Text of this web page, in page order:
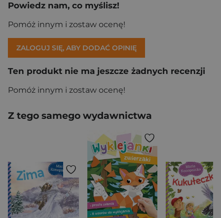
Powiedz nam, co myślisz!
Pomóż innym i zostaw ocenę!
ZALOGUJ SIĘ, ABY DODAĆ OPINIĘ
Ten produkt nie ma jeszcze żadnych recenzji
Pomóż innym i zostaw ocenę!
Z tego samego wydawnictwa